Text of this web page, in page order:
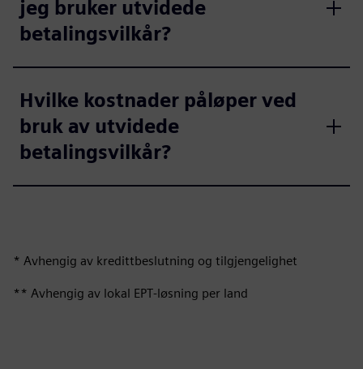
jeg bruker utvidede
betalingsvilkår?
Hvilke kostnader påløper ved
bruk av utvidede
betalingsvilkår?
* Avhengig av kredittbeslutning og tilgjengelighet
** Avhengig av lokal EPT‑løsning per land